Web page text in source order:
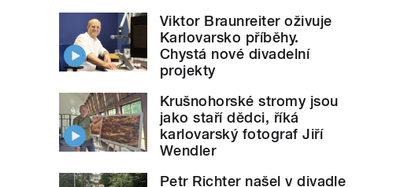
Viktor Braunreiter oživuje
Karlovarsko příběhy.
Chystá nové divadelní
projekty
Krušnohorské stromy jsou
jako staří dědci, říká
karlovarský fotograf Jiří
Wendler
Petr Richter našel v divadle